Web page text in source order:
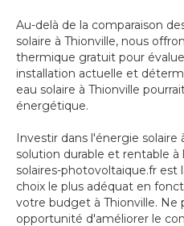
Au-delà de la comparaison
solaire à Thionville, nous
thermique gratuit pour
installation actuelle et
eau solaire à Thionville
énergétique.
Investir dans l'énergie solaire
solution durable et rentable
solaires-photovoltaique.fr est
choix le plus adéquat en
votre budget à Thionville. Ne
opportunité d'améliorer le